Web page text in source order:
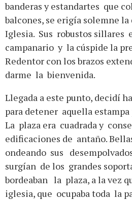
banderas y estandartes que
balcones, se erigía solemne la
Iglesia. Sus robustos sillares
campanario y la cúspide la
Redentor con los brazos
darme la bienvenida.
Llegada a este punto, decidí
para detener aquella
La plaza era cuadrada y
edificaciones de antaño.
ondeando sus
surgían de los grandes
bordeaban la plaza, a la vez
iglesia, que ocupaba toda la